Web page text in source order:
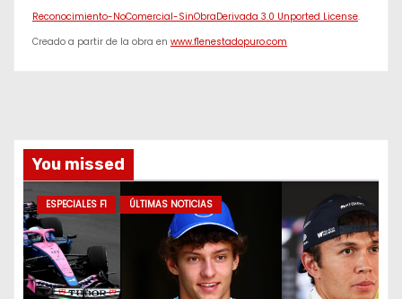
Reconocimiento-NoComercial-SinObraDerivada 3.0 Unported License.
Creado a partir de la obra en www.f1enestadopuro.com
You missed
ESPECIALES F1 ÚLTIMAS NOTICIAS